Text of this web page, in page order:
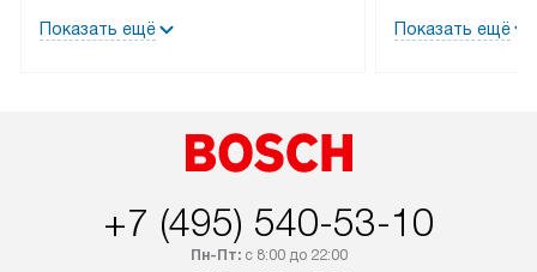
рекомендуем обсудить
со статусом «В наличии» могут
быть отправлены покупателю
интересен товар «Под заказ»,
обсудите возможность его
Показать ещё
партнера
по монтажу
Показать ещё
+7 (495) 540-53-10
Пн-Пт:с 8:00 до 22:00